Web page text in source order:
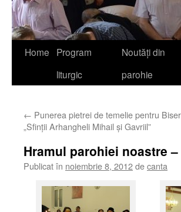
Home
Program
liturgic
Noutăţi din
parohie
← Punerea pietrei de temelie pentru
„Sfinţii Arhangheli Mihail şi Gavriil”
Hramul parohiei noastre
Publicat în noiembrie 8, 2012decanta